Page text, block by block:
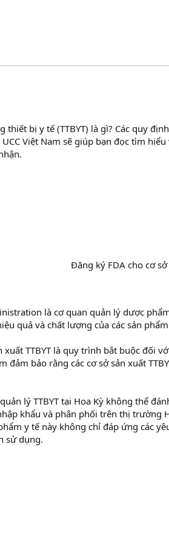
thiết bị y tế (TTBYT) là gì? Các quy
Việt Nam sẽ giúp bạn đọc tìm
Đăng ký FDA cho cơ
là cơ quan quản lý dược
quả và chất lượng của các sản
xuất TTBYT là quy trình bắt buộc đối
đảm bảo rằng các cơ sở sản xuất
lý TTBYT tại Hoa Kỳ không thể
khẩu và phân phối trên thị trường
y tế này không chỉ đáp ứng các
sử dụng.